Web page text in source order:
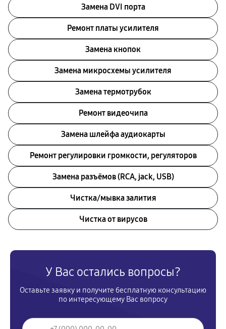
Замена DVI порта
Ремонт платы усилителя
Замена кнопок
Замена микросхемы усилителя
Замена термотрубок
Ремонт видеочипа
Замена шлейфа аудиокарты
Ремонт регулировки громкости, регуляторов
Замена разъёмов (RCA, jack, USB)
Чистка/мывка залития
Чистка от вирусов
У Вас остались вопросы?
Оставьте заявку и получите бесплатную консультацию
по интересующему Вас вопросу